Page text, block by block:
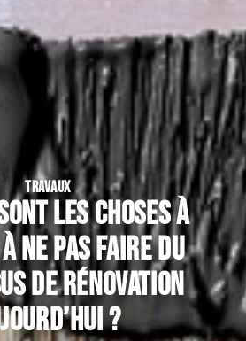
TRAVAUX
les choses à
ne pas faire du
de rénovation
?